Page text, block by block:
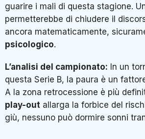
guarire i mali di questa stagione.
permetterebbe di chiudere il
ancora matematicamente,
psicologico.
L’analisi del campionato: In un
questa Serie B, la paura è un
A la zona retrocessione è più
play-out allarga la forbice del
giù, nessuno può dormire sonni